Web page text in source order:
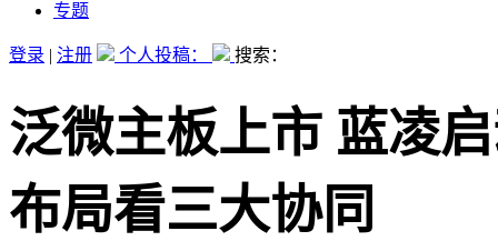
专题
登录 | 注册 个人投稿： 搜索：
泛微主板上市 蓝凌
布局看三大协同